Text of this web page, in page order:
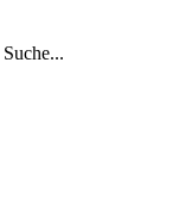
Suche...